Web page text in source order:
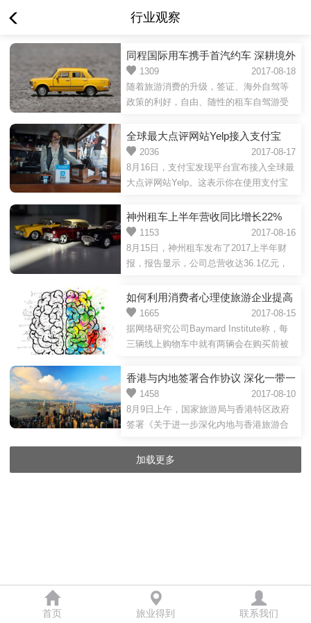
行业观察
同程国际用车携手首汽约车 深耕境外
游小交通服务
2017-08-18
1309
随着旅游消费的升级，签证、海外自驾等
政策的利好，自由、随性的租车自驾游受
日，在约吧，看世界首...
全球最大点评网站Yelp接入支付宝
400万赴美中国游客一键找美食2017-08-17
2036
8月16日，支付宝发现平台宣布接入全球最
大点评网站Yelp。这表示你在使用支付宝
在美国出境游时使用支...
神州租车上半年营收同比增长22%
租赁业务超预期
2017-08-16
1153
8月15日，神州租车发布了2017上半年财
报，报告显示，公司总营收达36.1亿元，
下降 64%；核心业务汽车...
如何利用消费者心理使旅游企业提高
客户转化率？
2017-08-15
1665
据网络研究公司Baymard Institute称，每
三辆线上购物车中就有两辆会在购买前被
抢购之类的手段有助于...
香港与内地签署合作协议 深化一带一
路及邮轮旅游合作
2017-08-10
1458
8月9日上午，国家旅游局与香港特区政府
签署《关于进一步深化内地与香港旅游合
面的交流合作。国家旅游...
加载更多
首页 旅业得到 联系我们